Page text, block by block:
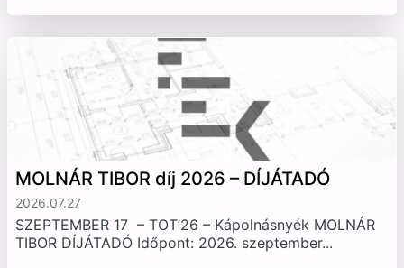
MOLNÁR TIBOR díj 2026 – DÍJÁTADÓ
2026.07.27
SZEPTEMBER 17 – TOT’26 – Kápolnásnyék MOLNÁR
TIBOR DÍJÁTADÓ Időpont: 2026. szeptember...